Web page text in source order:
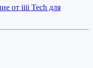
от iiii Tech для